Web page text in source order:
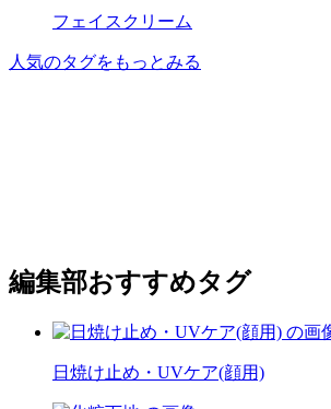
フェイスクリーム
人気のタグをもっとみる
編集部おすすめタグ
日焼け止め・UVケア(顔用)